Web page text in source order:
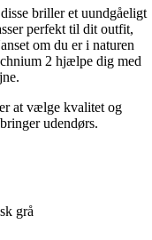
briller et uundgåeligt
perfekt til dit outfit,
om du er i naturen
2 hjælpe dig med
at vælge kvalitet og
udendørs.
grå